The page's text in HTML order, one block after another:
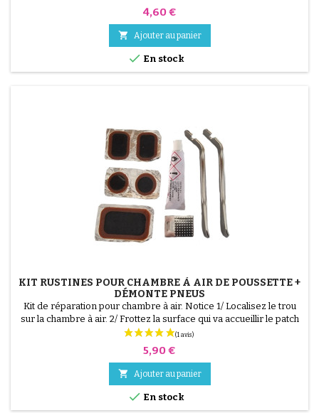
et uniquement à la main, cela évite de percer la chambre à air.
Prix
4,60 €
 Ajouter au panier
 En stock
KIT RUSTINES POUR CHAMBRE À AIR DE POUSSETTE +
DÉMONTE PNEUS
Kit de réparation pour chambre à air. Notice 1/ Localisez le trou
sur la chambre à air. 2/ Frottez la surface qui va accueillir le patch
avec le grattoir fourni. 3/ Dégraissez, nettoyez et séchez la
Patientez environ 1 mIn, jusqu'à ce que la colle ne brille plus. 6/
Positionnez le patch au...
Prix
5,90 €
 Ajouter au panier
 En stock